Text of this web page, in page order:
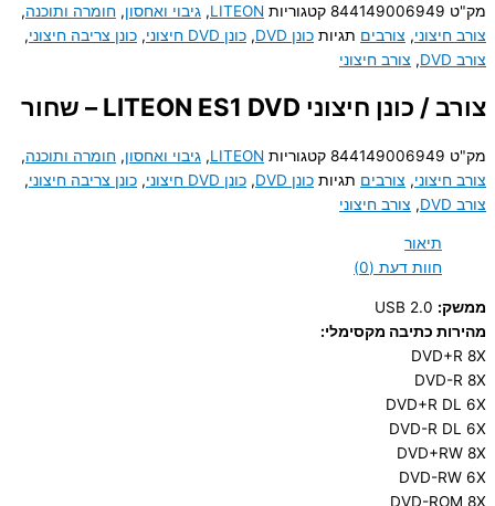
מק"ט 844149006949 קטגוריות LITEON
, גיבוי ואחסון, חומרה ותוכנה,
צורב חיצוני, צורבים תגיות כונן DVD , כונן DVD חיצוני , כונן צריבה חיצוני,
צורב DVD
, צורב חיצוני
צורב / כונן חיצוני LITEON ES1 DVD – שחור
מק"ט 844149006949 קטגוריות LITEON
, גיבוי ואחסון, חומרה ותוכנה,
צורב חיצוני, צורבים תגיות כונן DVD , כונן DVD חיצוני , כונן צריבה חיצוני,
צורב DVD
, צורב חיצוני
תיאור
חוות דעת (0)
ממשק:
מהירות כתיבה מקסימלי:
DVD+R 8X
DVD-R 8X
DVD+R DL 6X
DVD-R DL 6X
DVD+RW 8X
DVD-RW 6X
DVD-ROM 8X